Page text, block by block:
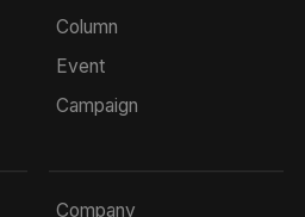
Column
Event
Campaign
Company